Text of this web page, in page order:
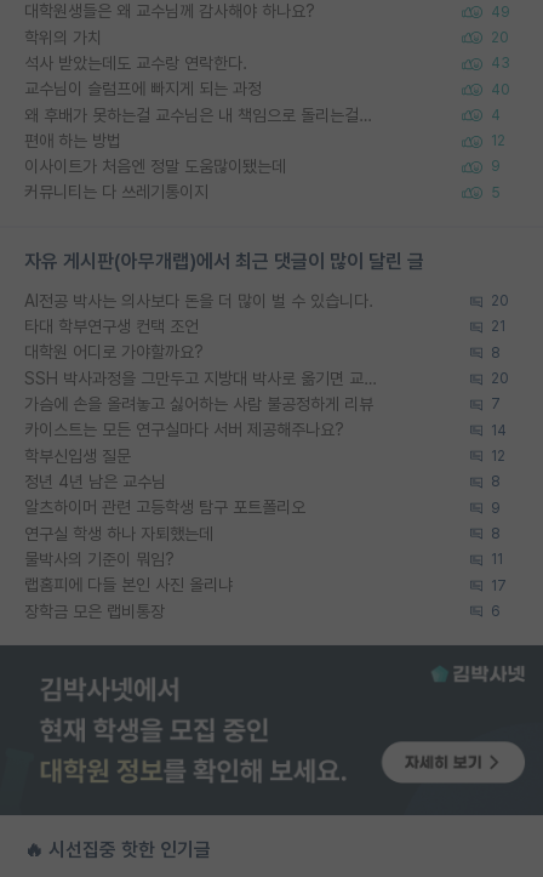
대학원생들은 왜 교수님께 감사해야 하나요? 49
학위의 가치 20
석사 받았는데도 교수랑 연락한다. 43
교수님이 슬럼프에 빠지게 되는 과정 40
왜 후배가 못하는걸 교수님은 내 책임으로 돌리는걸까요? 4
편애 하는 방법 12
이사이트가 처음엔 정말 도움많이됐는데 9
커뮤니티는 다 쓰레기통이지 5
자유 게시판(아무개랩)에서 최근 댓글이 많이 달린 글
AI전공 박사는 의사보다 돈을 더 많이 벌 수 있습니다. 20
타대 학부연구생 컨택 조언 21
대학원 어디로 가야할까요? 8
SSH 박사과정을 그만두고 지방대 박사로 옮기면 교수의 꿈은 끝일까요? 20
가슴에 손을 올려놓고 싫어하는 사람 불공정하게 리뷰 7
카이스트는 모든 연구실마다 서버 제공해주나요? 14
학부신입생 질문 12
정년 4년 남은 교수님 8
알츠하이머 관련 고등학생 탐구 포트폴리오 9
연구실 학생 하나 자퇴했는데 8
물박사의 기준이 뭐임? 11
랩홈피에 다들 본인 사진 올리냐 17
장학금 모은 랩비통장 6
🔥 시선집중 핫한 인기글